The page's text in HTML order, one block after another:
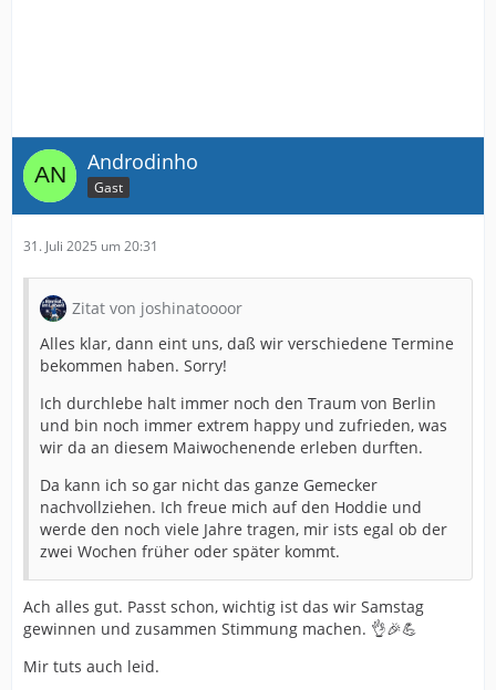
Androdinho
Gast
31. Juli 2025 um 20:31
Zitat von joshinatoooor
Alles klar, dann eint uns, daß wir verschiedene Termine
bekommen haben. Sorry!
Ich durchlebe halt immer noch den Traum von Berlin
und bin noch immer extrem happy und zufrieden, was
wir da an diesem Maiwochenende erleben durften.
Da kann ich so gar nicht das ganze Gemecker
nachvollziehen. Ich freue mich auf den Hoddie und
werde den noch viele Jahre tragen, mir ists egal ob der
zwei Wochen früher oder später kommt.
Ach alles gut. Passt schon, wichtig ist das wir Samstag
gewinnen und zusammen Stimmung machen. 👌🎉💪
Mir tuts auch leid.